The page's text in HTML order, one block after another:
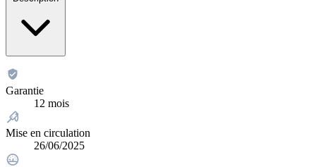
Garantie
12 mois
Mise en circulation
26/06/2025